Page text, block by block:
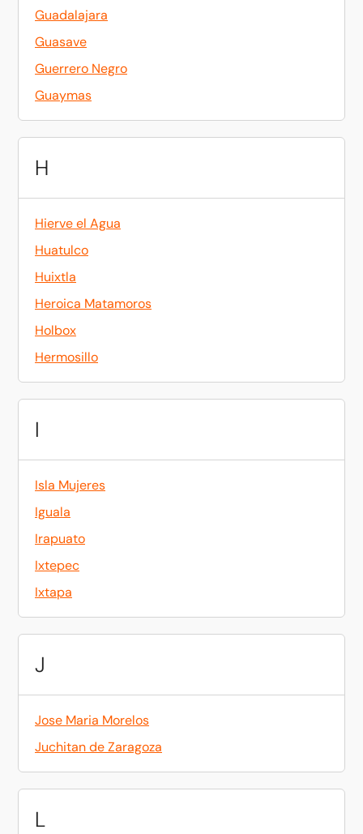
Guadalajara
Guasave
Guerrero Negro
Guaymas
H
Hierve el Agua
Huatulco
Huixtla
Heroica Matamoros
Holbox
Hermosillo
I
Isla Mujeres
Iguala
Irapuato
Ixtepec
Ixtapa
J
Jose Maria Morelos
Juchitan de Zaragoza
L